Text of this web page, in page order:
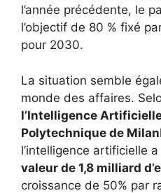
l’année précédente, le
l’objectif de 80 % fixé
pour 2030.
La situation semble
monde des affaires.
l’Intelligence Artificielle
Polytechnique de Milan
l’intelligence artificielle
valeur de 1,8 milliard
croissance de 50% par